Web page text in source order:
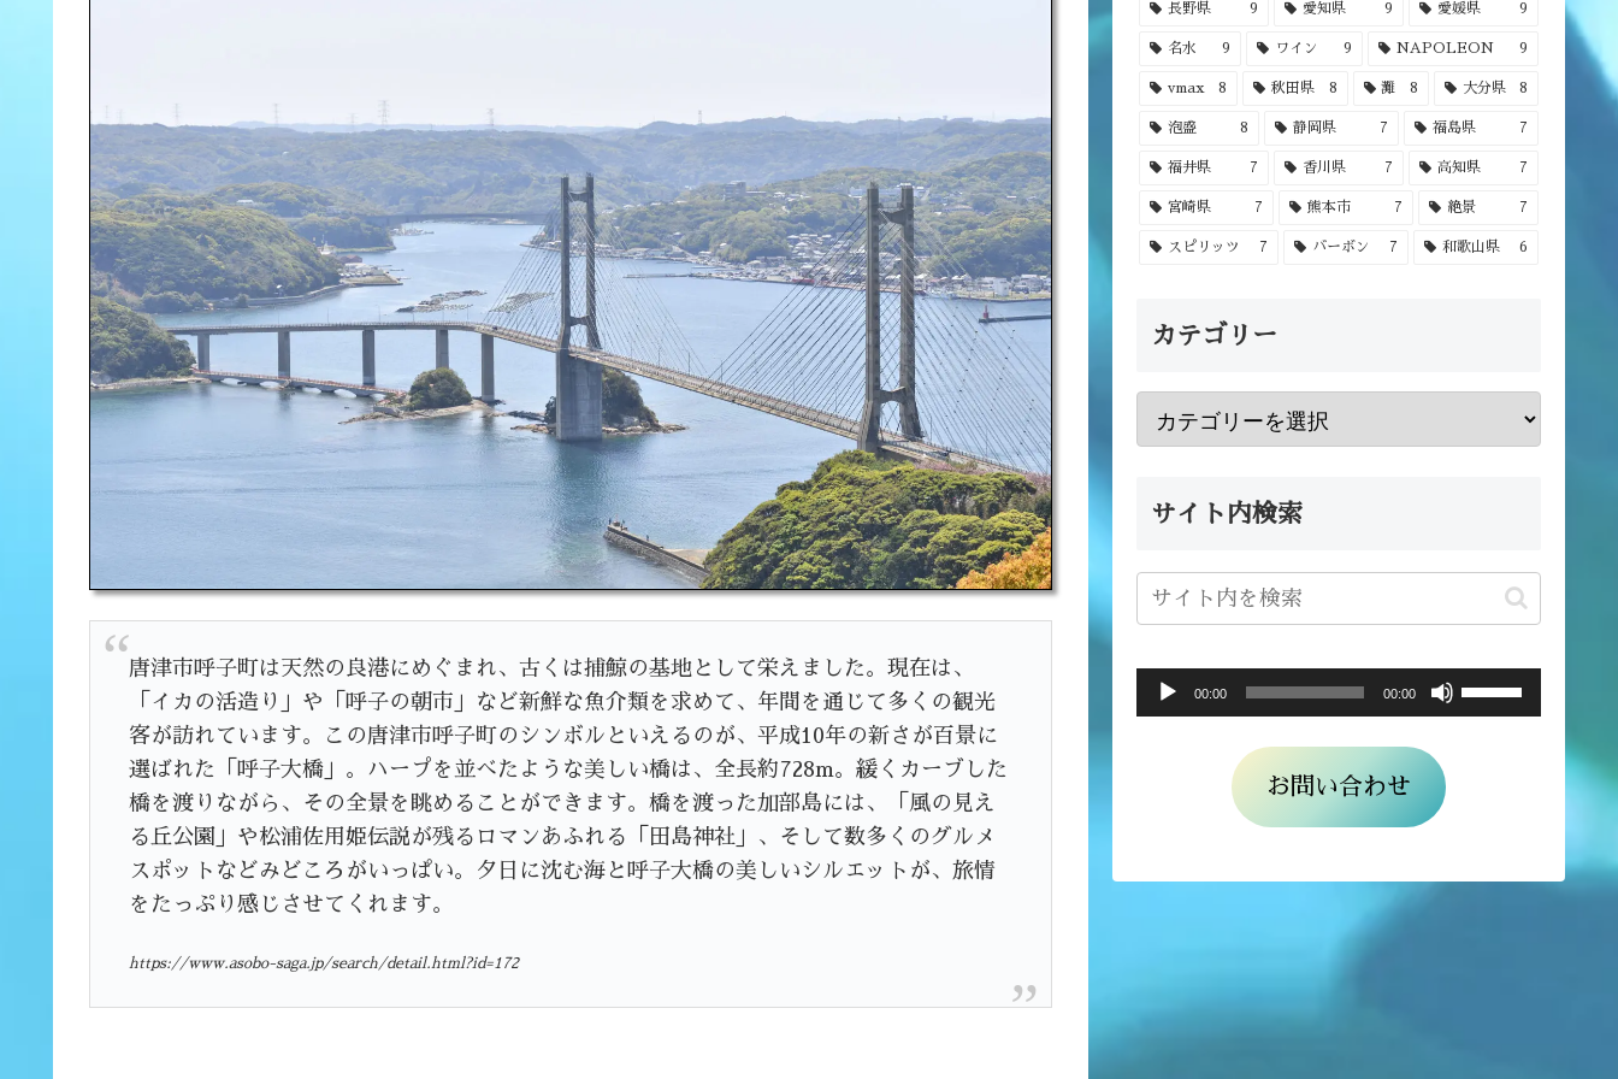
唐津市呼子町は天然の良港にめぐまれ、古くは捕鯨の基地として栄えました。現在は、
「イカの活造り」や「呼子の朝市」など新鮮な魚介類を求めて、年間を通じて多くの観光
客が訪れています。この唐津市呼子町のシンボルといえるのが、平成10年の新さが百景に
選ばれた「呼子大橋」。ハープを並べたような美しい橋は、全長約728m。緩くカーブした
橋を渡りながら、その全景を眺めることができます。橋を渡った加部島には、「風の見え
る丘公園」や松浦佐用姫伝説が残るロマンあふれる「田島神社」、そして数多くのグルメ
スポットなどみどころがいっぱい。夕日に沈む海と呼子大橋の美しいシルエットが、旅情
をたっぷり感じさせてくれます。
https://www.asobo-saga.jp/search/detail.html?id=172
長野県 9 愛知県 9 愛媛県 9
名水 9 ワイン 9 NAPOLEON 9
vmax 8 秋田県 8 灘 8 大分県 8
泡盛 8 静岡県 7 福島県 7
福井県 7 香川県 7 高知県 7
宮崎県 7 熊本市 7 絶景 7
スピリッツ 7 バーボン 7 和歌山県 6
カテゴリー
サイト内検索
ヤ
00:00 00:00
ボ
リ
調
お問い合わせ